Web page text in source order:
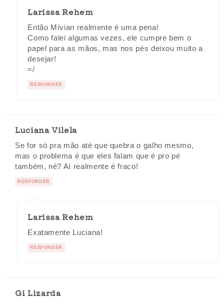
Larissa Rehem
Então Mívian realmente é uma pena!
Como falei algumas vezes, ele cumpre bem o
papel para as mãos, mas nos pés deixou muito a
desejar!
=/
RESPONDER
Luciana Vilela
Se for só pra mão até que quebra o galho mesmo,
mas o problema é que eles falam que é pro pé
também, né? Aí realmente é fraco!
RESPONDER
Larissa Rehem
Exatamente Luciana!
RESPONDER
Gi Lizarda